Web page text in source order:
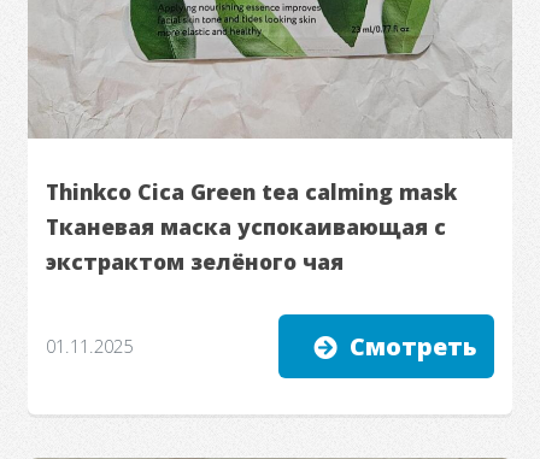
Thinkco Cica Green tea calming mask
Тканевая маска успокаивающая с
экстрактом зелёного чая
01.11.2025 Смотреть